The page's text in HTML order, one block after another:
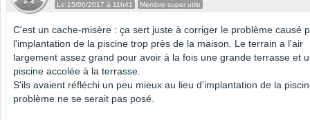
Le 15/06/2017 à 11h41 Membre super utile
C'est un cache-misère : ça sert juste à corriger le problème causé
l'implantation de la piscine trop près de la maison. Le terrain a l'air
largement assez grand pour avoir à la fois une grande terrasse et
piscine accolée à la terrasse.
S'ils avaient réfléchi un peu mieux au lieu d'implantation de la
problème ne se serait pas posé.